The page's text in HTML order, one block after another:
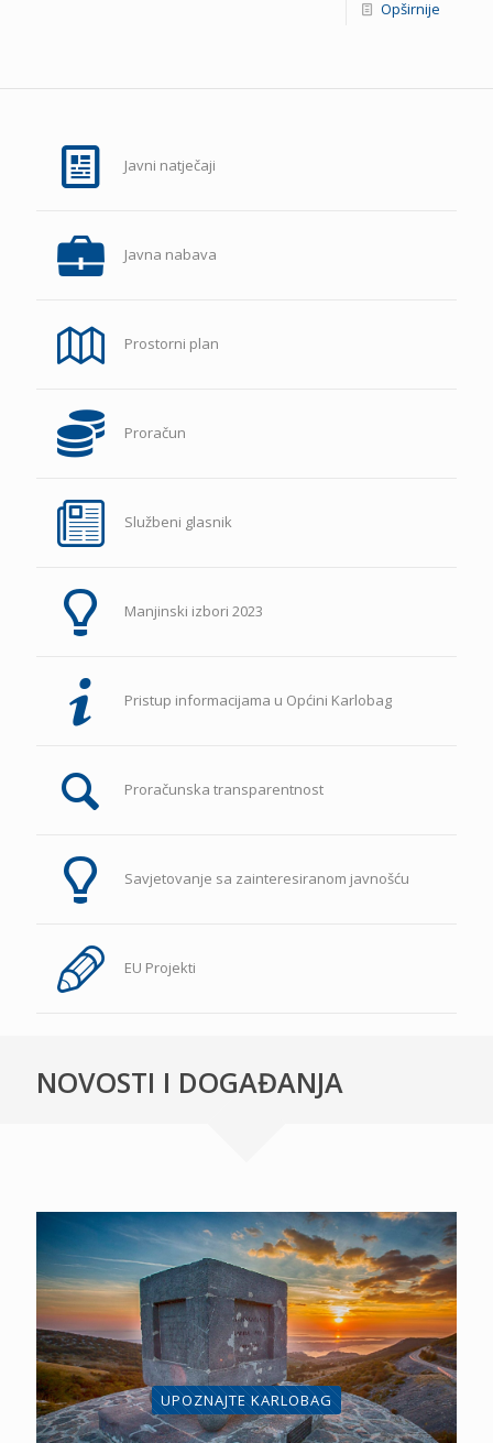
Opširnije
Javni natječaji
Javna nabava
Prostorni plan
Proračun
Službeni glasnik
Manjinski izbori 2023
Pristup informacijama u Općini Karlobag
Proračunska transparentnost
Savjetovanje sa zainteresiranom javnošću
EU Projekti
NOVOSTI I DOGAĐANJA
UPOZNAJTE KARLOBAG